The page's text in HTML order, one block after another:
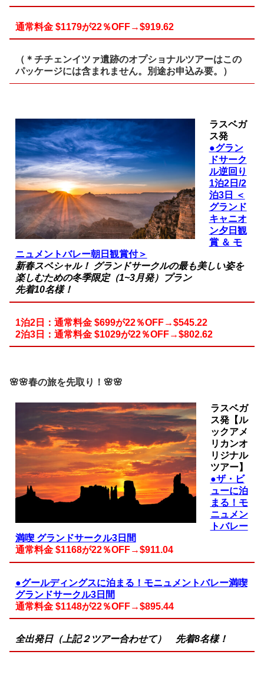
通常料金 $1179が22％OFF→$919.62
（＊チチェンイツァ遺跡のオプショナルツアーはこの
パッケージには含まれません。別途お申込み要。）
ラスベガ
ス発
●グラン
ドサーク
ル逆回り
1泊2日/2
泊3日 ＜
グランド
キャニオ
ン夕日観
賞 ＆ モ
ニュメントバレー朝日観賞付＞
新春スペシャル！ グランドサークルの最も美しい姿を
楽しむための冬季限定（1~3月発）プラン
先着10名様！
1泊2日：通常料金 $699が22％OFF→$545.22
2泊3日：通常料金 $1029が22％OFF→$802.62
🌸🌸春の旅を先取り！🌸🌸
ラスベガ
ス発【ル
ックアメ
リカンオ
リジナル
ツアー】
●ザ・ビ
ューに泊
まる！モ
ニュメン
トバレー
満喫 グランドサークル3日間
通常料金 $1168が22％OFF→$911.04
●グールディングスに泊まる！モニュメントバレー満喫
グランドサークル3日間
通常料金 $1148が22％OFF→$895.44
全出発日（上記２ツアー合わせて） 先着8名様！